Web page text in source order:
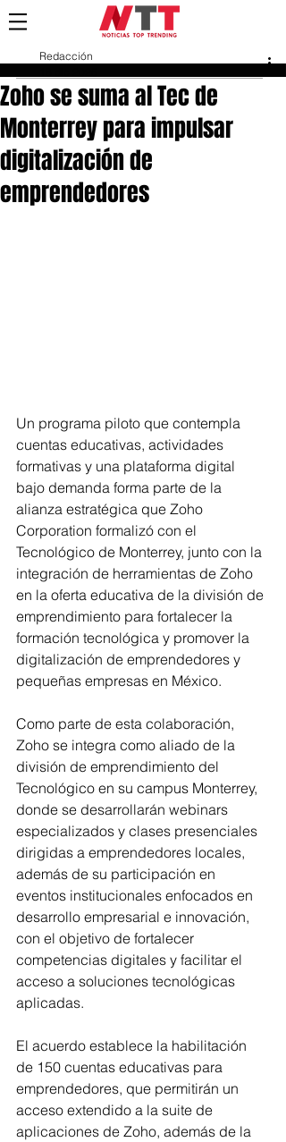
Zoho se suma al Tec de
Monterrey para impulsar
digitalización de
emprendedores
Redacción
Un programa piloto que contempla
cuentas educativas, actividades
formativas y una plataforma digital
bajo demanda forma parte de la
alianza estratégica que Zoho
Corporation formalizó con el
Tecnológico de Monterrey, junto con la
integración de herramientas de Zoho
en la oferta educativa de la división de
emprendimiento para fortalecer la
formación tecnológica y promover la
digitalización de emprendedores y
pequeñas empresas en México.
Como parte de esta colaboración,
Zoho se integra como aliado de la
división de emprendimiento del
Tecnológico en su campus Monterrey,
donde se desarrollarán webinars
especializados y clases presenciales
dirigidas a emprendedores locales,
además de su participación en
eventos institucionales enfocados en
desarrollo empresarial e innovación,
con el objetivo de fortalecer
competencias digitales y facilitar el
acceso a soluciones tecnológicas
aplicadas.
El acuerdo establece la habilitación
de 150 cuentas educativas para
emprendedores, que permitirán un
acceso extendido a la suite de
aplicaciones de Zoho, además de la